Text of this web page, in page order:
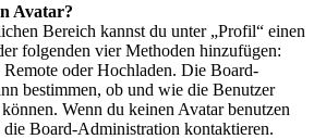
Avatar?
Bereich kannst du unter „Profil“ einen
folgenden vier Methoden hinzufügen:
Remote oder Hochladen. Die Board-
bestimmen, ob und wie die Benutzer
Wenn du keinen Avatar benutzen
die Board-Administration kontaktieren.